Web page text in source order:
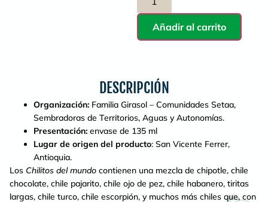
Añadir al carrito
DESCRIPCIÓN
Organización: Familia Girasol – Comunidades Setaa,
Sembradoras de Territorios, Aguas y Autonomías.
Presentación: envase de 135 ml
Lugar de origen del producto: San Vicente Ferrer,
Antioquia.
Los Chilitos del mundo contienen una mezcla de chipotle, chile
chocolate, chile pajarito, chile ojo de pez, chile habanero, tiritas
largas, chile turco, chile escorpión, y muchos más chiles que, con